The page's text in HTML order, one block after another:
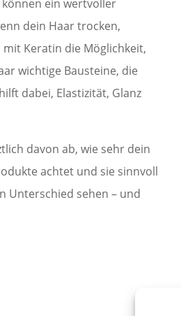
ein wertvoller
dein Haar trocken,
Keratin die Möglichkeit,
wichtige Bausteine, die
dabei, Elastizität, Glanz
davon ab, wie sehr dein
achtet und sie sinnvoll
Unterschied sehen – und